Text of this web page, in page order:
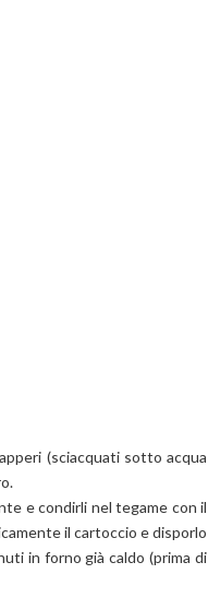
(sciacquati sotto acqua
e condirli nel tegame con il
il cartoccio e disporlo
in forno già caldo (prima di